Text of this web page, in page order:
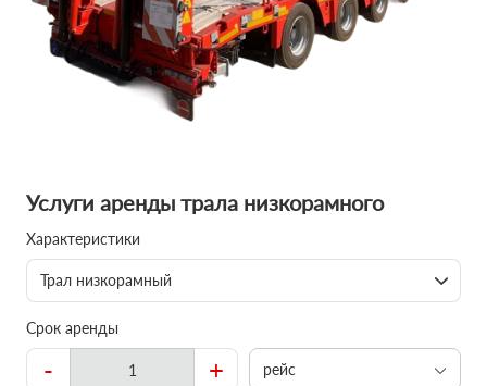
Услуги аренды трала низкорамного
Характеристики
Трал низкорамный
Срок аренды
- + рейс